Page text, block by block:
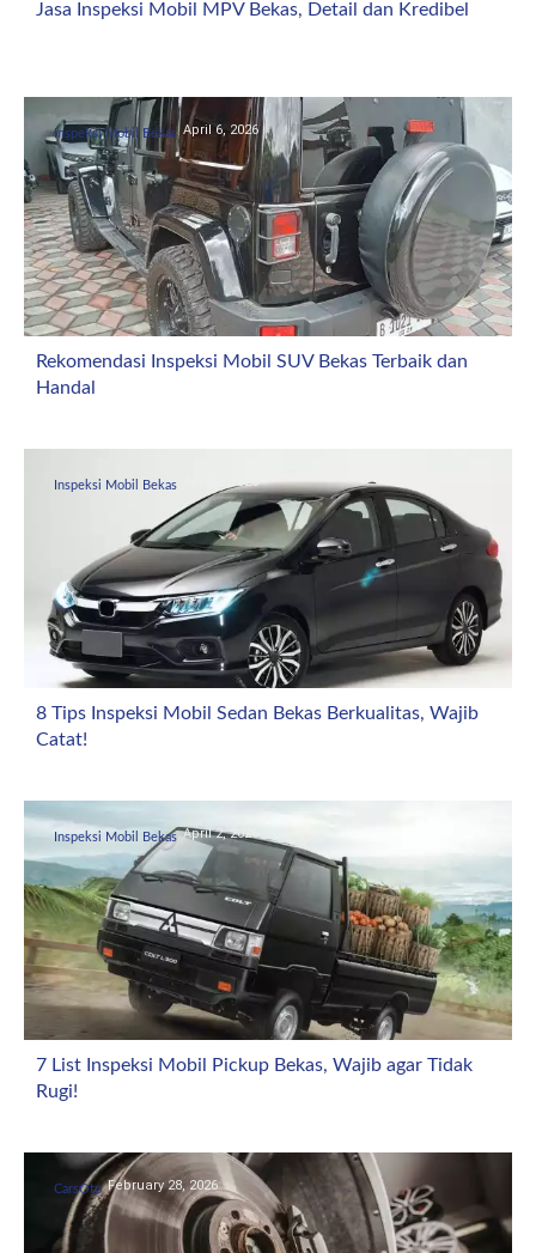
Jasa Inspeksi Mobil MPV Bekas, Detail dan Kredibel
Inspeksi Mobil Bekas April 6, 2026
Rekomendasi Inspeksi Mobil SUV Bekas Terbaik dan
Handal
Inspeksi Mobil Bekas April 4, 2026
8 Tips Inspeksi Mobil Sedan Bekas Berkualitas, Wajib
Catat!
Inspeksi Mobil Bekas April 2, 2026
7 List Inspeksi Mobil Pickup Bekas, Wajib agar Tidak
Rugi!
CarsOto February 28, 2026